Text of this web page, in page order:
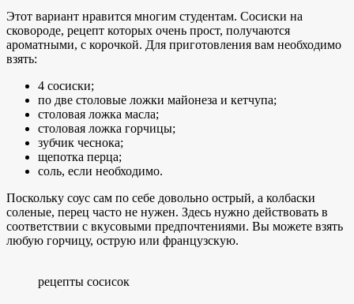
Этот вариант нравится многим студентам. Сосиски на
сковороде, рецепт которых очень прост, получаются
ароматными, с корочкой. Для приготовления вам необходимо
взять:
4 сосиски;
по две столовые ложки майонеза и кетчупа;
столовая ложка масла;
столовая ложка горчицы;
зубчик чеснока;
щепотка перца;
соль, если необходимо.
Поскольку соус сам по себе довольно острый, а колбаски
соленые, перец часто не нужен. Здесь нужно действовать в
соответствии с вкусовыми предпочтениями. Вы можете взять
любую горчицу, острую или французскую.
рецепты сосисок